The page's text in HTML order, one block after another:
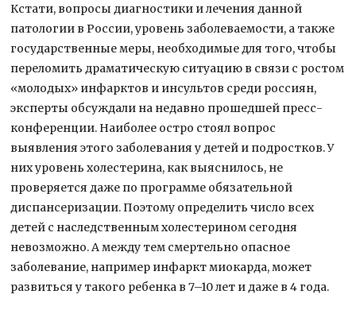
Кстати, вопросы диагностики и лечения данной
патологии в России, уровень заболеваемости, а также
государственные меры, необходимые для того, чтобы
переломить драматическую ситуацию в связи с ростом
«молодых» инфарктов и инсультов среди россиян,
эксперты обсуждали на недавно прошедшей пресс-
конференции. Наиболее остро стоял вопрос
выявления этого заболевания у детей и подростков. У
них уровень холестерина, как выяснилось, не
проверяется даже по программе обязательной
диспансеризации. Поэтому определить число всех
детей с наследственным холестерином сегодня
невозможно. А между тем смертельно опасное
заболевание, например инфаркт миокарда, может
развиться у такого ребенка в 7–10 лет и даже в 4 года.